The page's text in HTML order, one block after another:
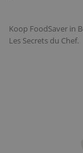
Koop FoodSaver in
Les Secrets du Chef.